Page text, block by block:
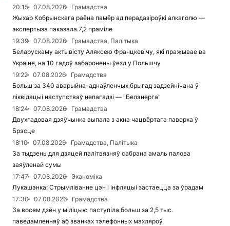
20:15
07.08.2026
Грамадства
Жыхар Кобрынскага раёна памёр ад перадазіроўкі алкаголю —
экспертыза паказала 7,2 праміле
19:39
07.08.2026
Грамадства, Палітыка
Беларускаму актывісту Аляксею Францкевічу, які пражывае ва
Украіне, на 10 гадоў забаронены ўезд у Польшчу
19:22
07.08.2026
Грамадства
Больш за 340 аварыйна-аднаўленчых брыгад задзейнічана ў
ліквідацыі наступстваў непагадзі — "Белэнерга"
18:24
07.08.2026
Грамадства
Двухгадовая дзяўчынка выпала з акна чацвёртага паверха ў
Брэсце
18:10
07.08.2026
Грамадства, Палітыка
За тыдзень для дзяцей палітвязняў сабрана амаль палова
заяўленай сумы
17:47
07.08.2026
Эканоміка
Лукашэнка: Стрымліванне цэн і інфляцыі застаецца за ўрадам
17:30
07.08.2026
Грамадства
За восем дзён у міліцыю паступіла больш за 2,5 тыс.
паведамленняў аб званках тэлефонных махляроў